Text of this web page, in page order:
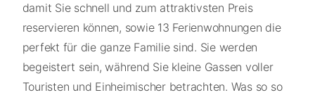
damit Sie schnell und zum attraktivsten Preis
reservieren können, sowie 13 Ferienwohnungen die
perfekt für die ganze Familie sind. Sie werden
begeistert sein, während Sie kleine Gassen voller
Touristen und Einheimischer betrachten. Was so so